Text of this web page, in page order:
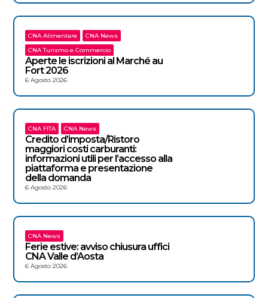
CNA Alimentare
CNA News
CNA Turismo e Commercio
Aperte le iscrizioni al Marché au
Fort 2026
6 Agosto 2026
CNA FITA CNA News
Credito d’imposta/Ristoro
maggiori costi carburanti:
informazioni utili per l’accesso alla
piattaforma e presentazione
della domanda
6 Agosto 2026
CNA News
Ferie estive: avviso chiusura uffici
CNA Valle d’Aosta
6 Agosto 2026